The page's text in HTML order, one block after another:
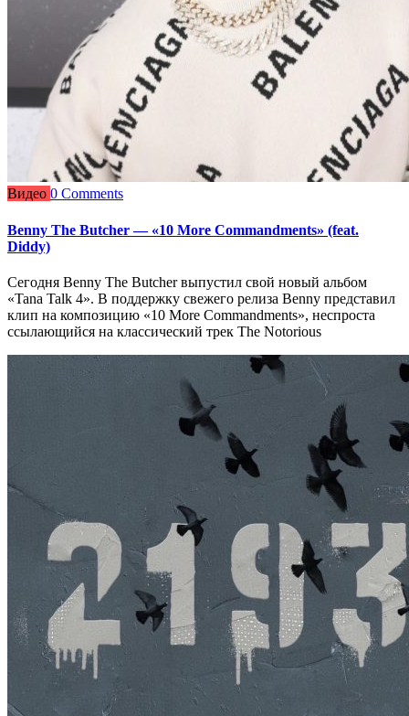
Видео 0 Comments
Benny The Butcher — «10 More Commandments» (feat.
Diddy)
Сегодня Benny The Butcher выпустил свой новый альбом
«Tana Talk 4». В поддержку свежего релиза Benny представил
клип на композицию «10 More Commandments», неспроста
ссылающийся на классический трек The Notorious